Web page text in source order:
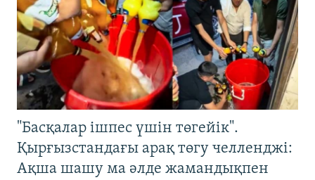
"Басқалар ішпес үшін төгейік".
Қырғызстандағы арақ төгу челленджі:
Ақша шашу ма әлде жамандықпен